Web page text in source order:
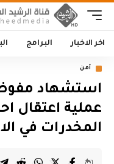
اخر الاخبار البرامج
أمن
استشهاد
عملية اعتقال
المخدرات في